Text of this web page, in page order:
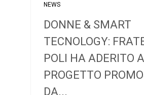
NEWS
DONNE & SMART
TECNOLOGY:
POLI HA ADERITO
PROGETTO
DA...